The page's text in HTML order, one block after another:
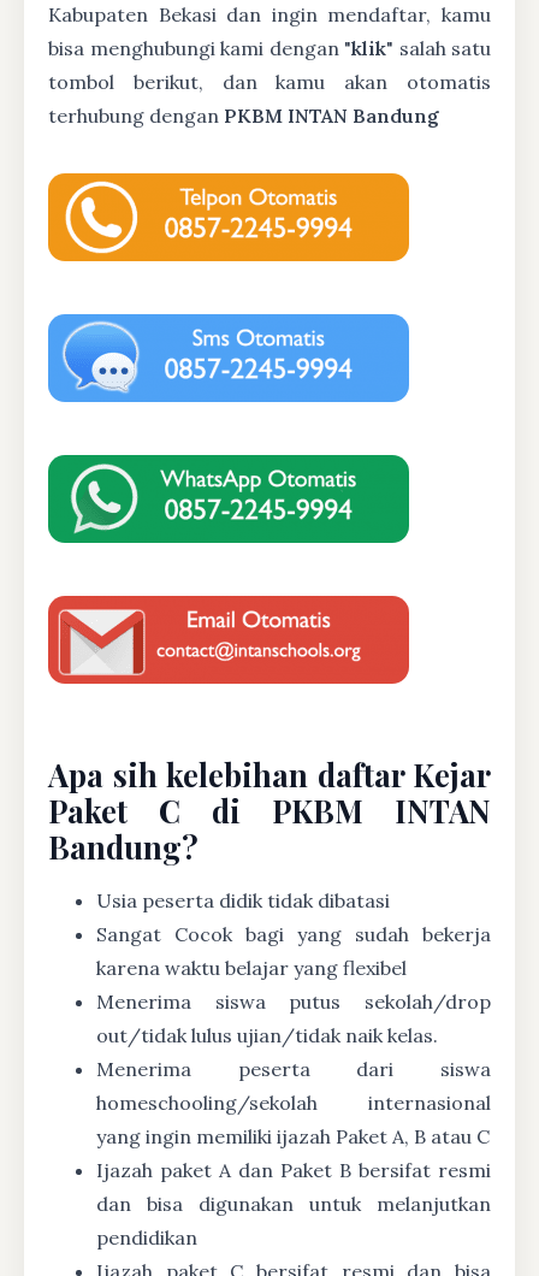
Kabupaten Bekasi dan ingin mendaftar, kamu
bisa menghubungi kami dengan "klik" salah satu
tombol berikut, dan kamu akan otomatis
terhubung dengan PKBM INTAN Bandung
Apa sih kelebihan daftar Kejar
Paket C di PKBM INTAN
Bandung?
Usia peserta didik tidak dibatasi
Sangat Cocok bagi yang sudah bekerja
karena waktu belajar yang flexibel
Menerima siswa putus sekolah/drop
out/tidak lulus ujian/tidak naik kelas.
Menerima peserta dari siswa
homeschooling/sekolah internasional
yang ingin memiliki ijazah Paket A, B atau C
Ijazah paket A dan Paket B bersifat resmi
dan bisa digunakan untuk melanjutkan
pendidikan
Ijazah paket C bersifat resmi dan bisa